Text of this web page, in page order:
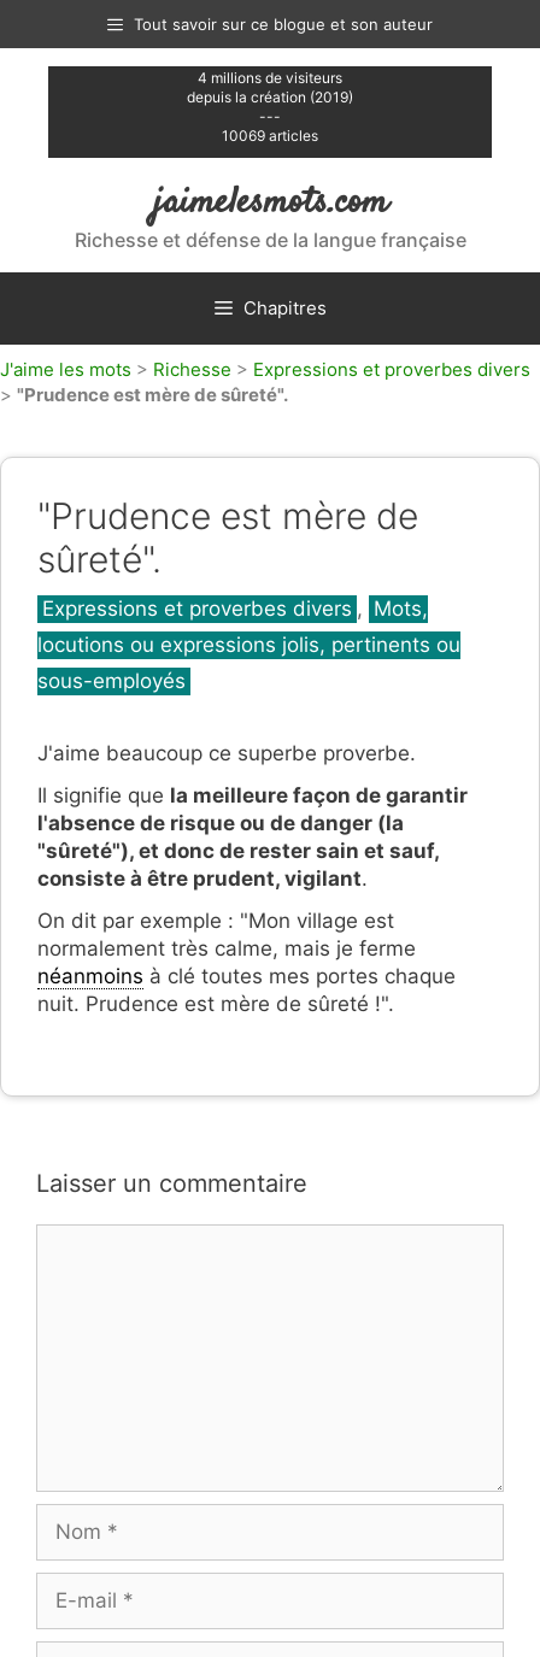
contenu
Tout savoir sur ce blogue et son auteur
4 millions de visiteurs
depuis la création (2019)
---
10069 articles
jaimelesmots.com
Richesse et défense de la langue française
Chapitres
J'aime les mots > Richesse > Expressions et proverbes divers
> "Prudence est mère de sûreté".
"Prudence est mère de
sûreté".
Catégories
Expressions et proverbes divers , Mots,
locutions ou expressions jolis, pertinents ou
sous-employés
J'aime beaucoup ce superbe proverbe.
Il signifie que la meilleure façon de garantir
l'absence de risque ou de danger (la
"sûreté"), et donc de rester sain et sauf,
consiste à être prudent, vigilant.
On dit par exemple : "Mon village est
normalement très calme, mais je ferme
néanmoins à clé toutes mes portes chaque
nuit. Prudence est mère de sûreté !".
Laisser un commentaire
mail